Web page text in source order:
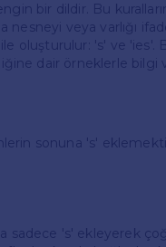
bir dildir. Bu
veya varlığı
's' ve 'ies'.
dair örneklerle bilgi
sonuna 's'
sadece 's' ekleyerek